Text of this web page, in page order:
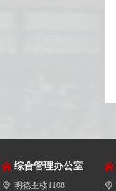
综合管理办公室
明德主楼1108